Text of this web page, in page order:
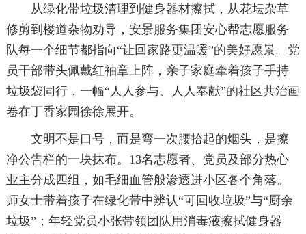
从绿化带垃圾清理到健身器材擦拭，从花坛杂草
修剪到楼道杂物劝导，安景服务集团安心帮志愿服务
队每一个细节都指向“让回家路更温暖”的美好愿景。党
员干部带头佩戴红袖章上阵，亲子家庭牵着孩子手持
垃圾袋同行，一幅“人人参与、人人奉献”的社区共治画
卷在丁香家园徐徐展开。
文明不是口号，而是弯一次腰拾起的烟头，是擦
净公告栏的一块抹布。13名志愿者、党员及部分热心
业主分成四组，如毛细血管般渗透进小区各个角落。
师女士带着孩子在绿化带中辨认“可回收垃圾”与“厨余
垃圾”；年轻党员小张带领团队用消毒液擦拭健身器